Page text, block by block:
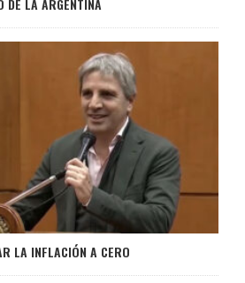
LA INFLACIÓN A CERO